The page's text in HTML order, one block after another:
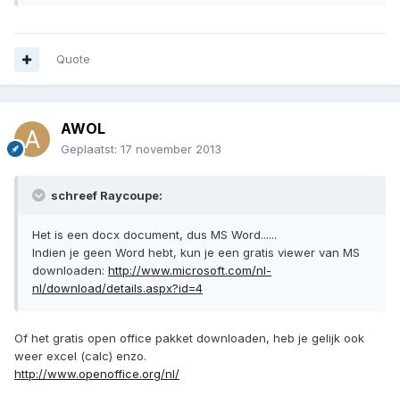
Quote
AWOL
Geplaatst: 17 november 2013
schreef Raycoupe:
Het is een docx document, dus MS Word......
Indien je geen Word hebt, kun je een gratis viewer van MS
downloaden: http://www.microsoft.com/nl-
nl/download/details.aspx?id=4
Of het gratis open office pakket downloaden, heb je gelijk ook
weer excel (calc) enzo.
http://www.openoffice.org/nl/